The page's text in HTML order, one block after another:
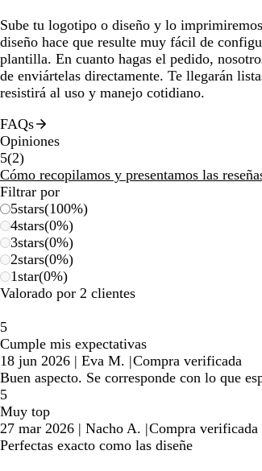
Sube tu logotipo o diseño y lo
diseño hace que resulte muy fácil de
plantilla. En cuanto hagas el pedido,
de enviártelas directamente. Te llegarán
resistirá al uso y manejo cotidiano.
FAQs
Opiniones
5(22
reseñas
)
Cómo recopilamos y presentamos las
Filtrar por
5stars(100%)
4stars(0%)
3stars(0%)
2stars(0%)
1star(0%)
Valorado por 2 clientes
5
Cumple mis expectativas
18 jun 2026 | Eva M. |Compra verificada
Buen aspecto. Se corresponde con lo que
5
Muy top
27 mar 2026 | Nacho A. |Compra verificada
Perfectas exacto como las diseñe